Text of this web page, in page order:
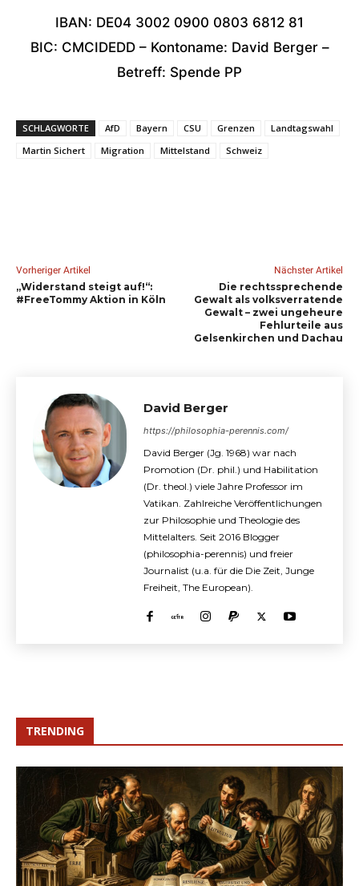
IBAN: DE04 3002 0900 0803 6812 81
BIC: CMCIDEDD – Kontoname: David Berger –
Betreff: Spende PP
SCHLAGWORTE AfD Bayern CSU Grenzen
Landtagswahl
Martin Sichert
Migration Mittelstand Schweiz
Vorheriger Artikel
„Widerstand steigt auf!“:
#FreeTommy Aktion in Köln
Nächster Artikel
Die rechtssprechende
Gewalt als volksverratende
Gewalt – zwei ungeheure
Fehlurteile aus
Gelsenkirchen und Dachau
David Berger
https://philosophia-perennis.com/
David Berger (Jg. 1968) war nach
Promotion (Dr. phil.) und Habilitation
(Dr. theol.) viele Jahre Professor im
Vatikan. Zahlreiche Veröffentlichungen
zur Philosophie und Theologie des
Mittelalters. Seit 2016 Blogger
(philosophia-perennis) und freier
Journalist (u.a. für die Die Zeit, Junge
Freiheit, The European).
TRENDING